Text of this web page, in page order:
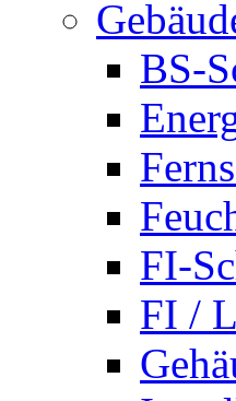
BS-
FI-
FI /